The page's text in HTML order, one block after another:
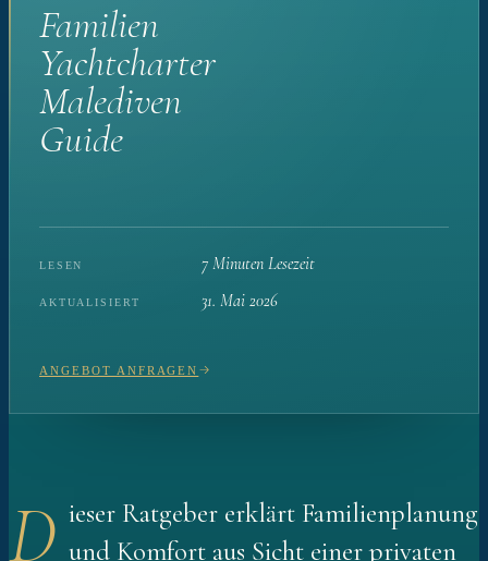
Familien
Yachtcharter
Malediven
Guide
LESEN 7 Minuten Lesezeit
AKTUALISIERT 31. Mai 2026
ANGEBOT ANFRAGEN
D ieser Ratgeber erklärt Familienplanung
und Komfort aus Sicht einer privaten